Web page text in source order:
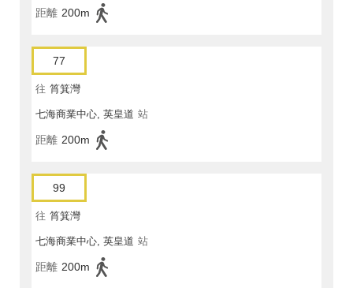
距離 200m
77
往 筲箕灣
七海商業中心, 英皇道 站
距離 200m
99
往 筲箕灣
七海商業中心, 英皇道 站
距離 200m